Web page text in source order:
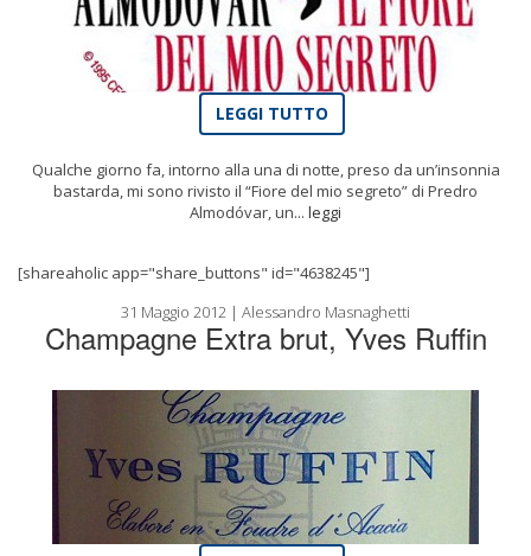
LEGGI TUTTO
Qualche giorno fa, intorno alla una di notte, preso da un’insonnia
bastarda, mi sono rivisto il “Fiore del mio segreto” di Predro
Almodóvar, un... leggi
[shareaholic app="share_buttons" id="4638245"]
31 Maggio 2012 | Alessandro Masnaghetti
Champagne Extra brut, Yves Ruffin